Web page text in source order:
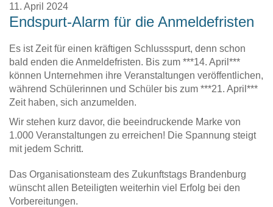
11. April 2024
Endspurt-Alarm für die Anmeldefristen
Es ist Zeit für einen kräftigen Schlussspurt, denn schon
bald enden die Anmeldefristen. Bis zum ***14. April***
können Unternehmen ihre Veranstaltungen veröffentlichen,
während Schülerinnen und Schüler bis zum ***21. April***
Zeit haben, sich anzumelden.
Wir stehen kurz davor, die beeindruckende Marke von
1.000 Veranstaltungen zu erreichen! Die Spannung steigt
mit jedem Schritt.
Das Organisationsteam des Zukunftstags Brandenburg
wünscht allen Beteiligten weiterhin viel Erfolg bei den
Vorbereitungen.